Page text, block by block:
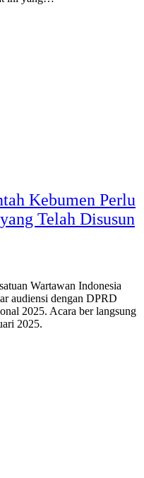
Kebumen Perlu
Telah Disusun
Wartawan Indonesia
audiensi dengan DPRD
2025. Acara ber langsung
2025.